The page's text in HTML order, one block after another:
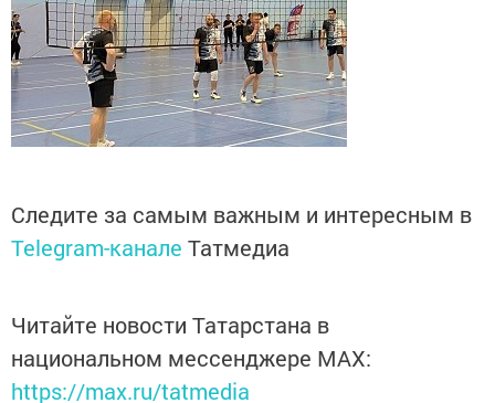
Следите за самым важным и интересным в
Telegram-канале Татмедиа
Читайте новости Татарстана в
национальном мессенджере MАХ:
https://max.ru/tatmedia